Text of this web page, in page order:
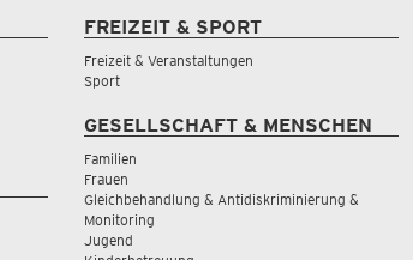
FREIZEIT & SPORT
Freizeit & Veranstaltungen
Sport
GESELLSCHAFT & MENSCHEN
Familien
Frauen
Gleichbehandlung & Antidiskriminierung &
Monitoring
Jugend